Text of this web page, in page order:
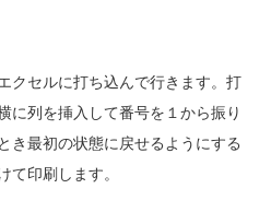
クセルに打ち込んで行きます。打
に列を挿入して番号を１から振り
き最初の状態に戻せるようにする
て印刷します。